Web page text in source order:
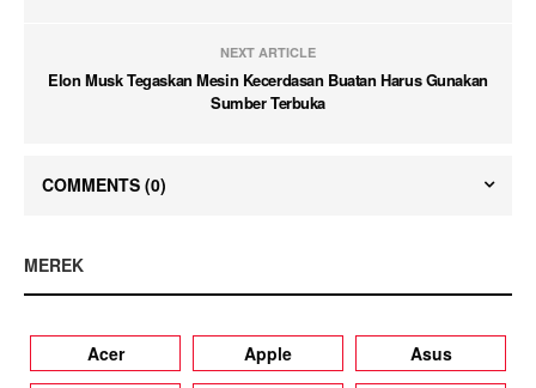
NEXT ARTICLE
Elon Musk Tegaskan Mesin Kecerdasan Buatan Harus Gunakan
Sumber Terbuka
COMMENTS (0)
MEREK
Acer Apple
Asus